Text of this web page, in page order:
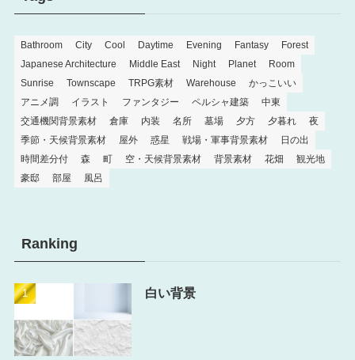
Bathroom City Cool Daytime Evening Fantasy
Forest
Japanese Architecture
Middle East Night Planet
Room
Sunrise
Townscape TRPG素材 Warehouse
かっこいい
アニメ調
イラスト ファンタジー ペルシャ建築
中東
交通機関背景素材
倉庫 内装 名所 墓場 夕方 夕暮れ
夜
季節・天候背景素材
屋外 惑星 戦場・軍事背景素材
日の出
時間差分付
森 町 空・天候背景素材 背景素材 花畑
観光地
豪邸
部屋 風呂
Ranking
白い背景